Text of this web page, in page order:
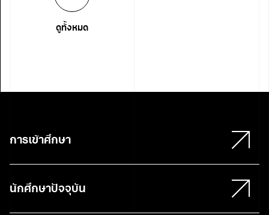
ดูทั้งหมด
การเข้าศึกษา
นักศึกษาปัจจุบัน